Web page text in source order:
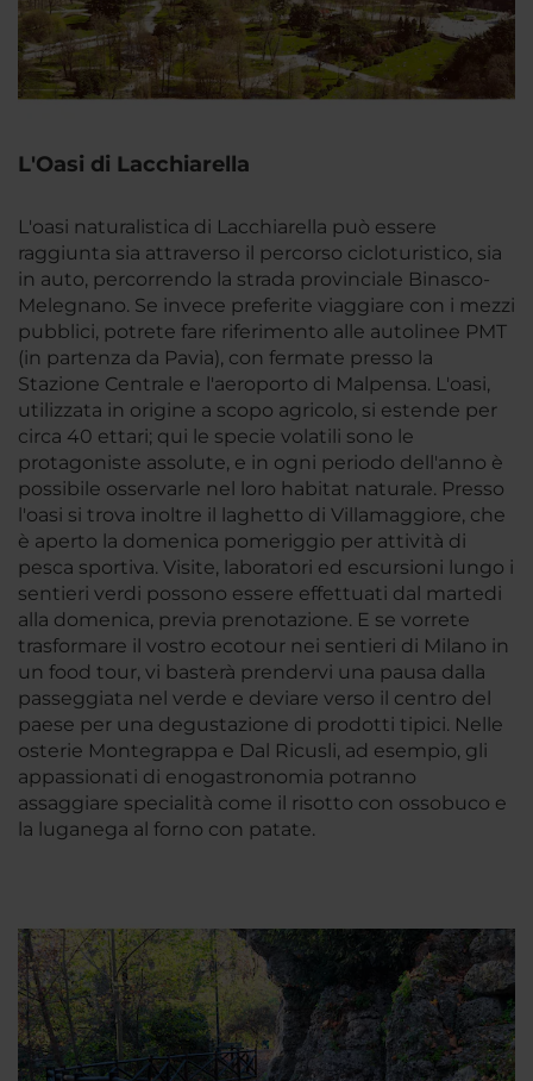
L'Oasi di Lacchiarella
L'oasi naturalistica di Lacchiarella può essere
raggiunta sia attraverso il percorso cicloturistico, sia
in auto, percorrendo la strada provinciale Binasco-
Melegnano. Se invece preferite viaggiare con i mezzi
pubblici, potrete fare riferimento alle autolinee PMT
(in partenza da Pavia), con fermate presso la
Stazione Centrale e l'aeroporto di Malpensa. L'oasi,
utilizzata in origine a scopo agricolo, si estende per
circa 40 ettari; qui le specie volatili sono le
protagoniste assolute, e in ogni periodo dell'anno è
possibile osservarle nel loro habitat naturale. Presso
l'oasi si trova inoltre il laghetto di Villamaggiore, che
è aperto la domenica pomeriggio per attività di
pesca sportiva. Visite, laboratori ed escursioni lungo i
sentieri verdi possono essere effettuati dal martedi
alla domenica, previa prenotazione. E se vorrete
trasformare il vostro ecotour nei sentieri di Milano in
un food tour, vi basterà prendervi una pausa dalla
passeggiata nel verde e deviare verso il centro del
paese per una degustazione di prodotti tipici. Nelle
osterie Montegrappa e Dal Ricusli, ad esempio, gli
appassionati di enogastronomia potranno
assaggiare specialità come il risotto con ossobuco e
la luganega al forno con patate.